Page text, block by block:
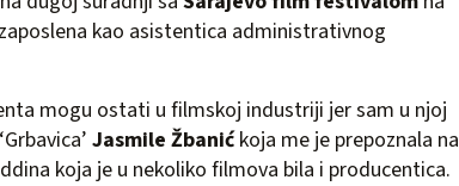
kao asistentica administrativnog
mogu ostati u filmskoj industriji jer sam u njoj
Jasmile Žbanićkoja me je prepoznala na
koja je u nekoliko filmova bila i producentica.